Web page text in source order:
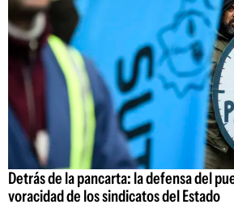
Detrás de la pancarta: la defensa del
voracidad de los sindicatos del Estado